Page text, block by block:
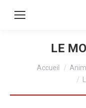
principal
LE
Accueil